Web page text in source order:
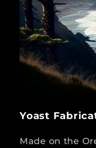
Yoast
Made on the